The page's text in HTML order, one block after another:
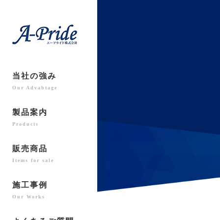
当社の強み
Our Advabtage
製品案内
Products
販売商品
Items for sale
施工事例
Our Works